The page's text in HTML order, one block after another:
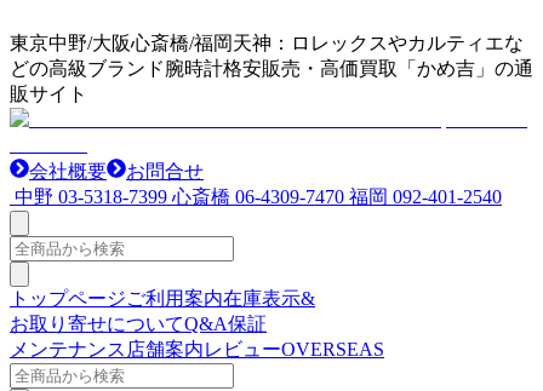
東京中野/大阪心斎橋/福岡天神：ロレックスやカルティエな
どの高級ブランド腕時計格安販売・高価買取「かめ吉」の通
販サイト
会社概要
お問合せ
中野 03-5318-7399 心斎橋 06-4309-7470 福岡 092-401-2540
トップページご利用案内在庫表示&
お取り寄せについてQ&A保証
メンテナンス 店舗案内レビューOVERSEAS